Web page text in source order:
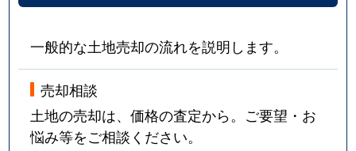
一般的な土地売却の流れを説明します。
売却相談
土地の売却は、価格の査定から。ご要望・お
悩み等をご相談ください。